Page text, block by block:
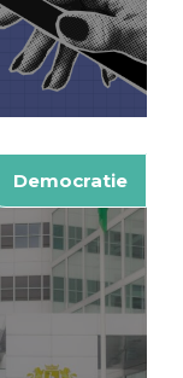
Democratie